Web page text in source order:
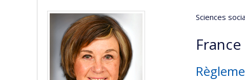
Sciences